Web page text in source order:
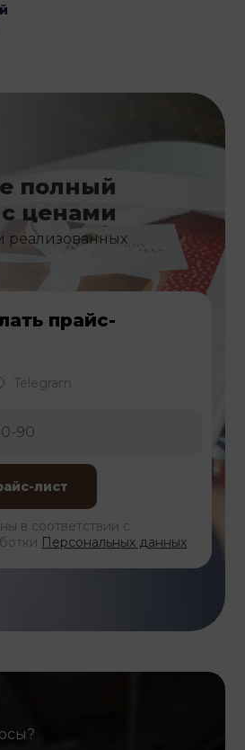
полный
с ценами
прайс-
Telegram
в соответствии с
Персональных данных